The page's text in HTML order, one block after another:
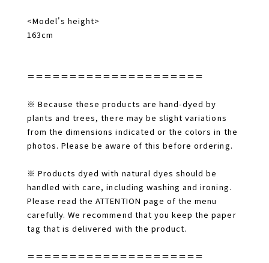
<Model's height>
163cm
＝＝＝＝＝＝＝＝＝＝＝＝＝＝＝＝＝＝＝＝＝
※ Because these products are hand-dyed by
plants and trees, there may be slight variations
from the dimensions indicated or the colors in the
photos. Please be aware of this before ordering.
※ Products dyed with natural dyes should be
handled with care, including washing and ironing.
Please read the ATTENTION page of the menu
carefully. We recommend that you keep the paper
tag that is delivered with the product.
＝＝＝＝＝＝＝＝＝＝＝＝＝＝＝＝＝＝＝＝＝